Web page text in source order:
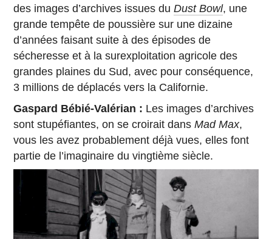
des images d’archives issues duDust Bowl, une
grande tempête de poussière sur une dizaine
d’années faisant suite à des épisodes de
sécheresse et à la surexploitation agricole des
grandes plaines du Sud, avec pour conséquence,
3 millions de déplacés vers la Californie.
Gaspard Bébié-Valérian : Les images d’archives
sont stupéfiantes, on se croirait dansMad Max,
vous les avez probablement déjà vues, elles font
partie de l’imaginaire du vingtième siècle.